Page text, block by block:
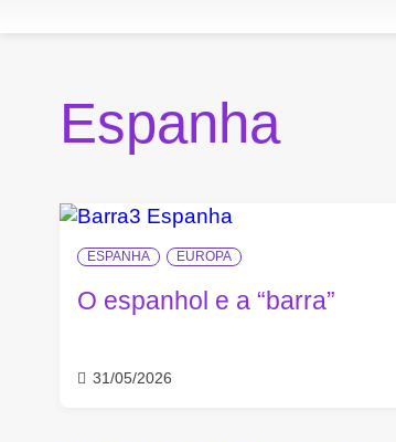
Espanha
ESPANHA EUROPA
O espanhol e a “barra”
31/05/2026